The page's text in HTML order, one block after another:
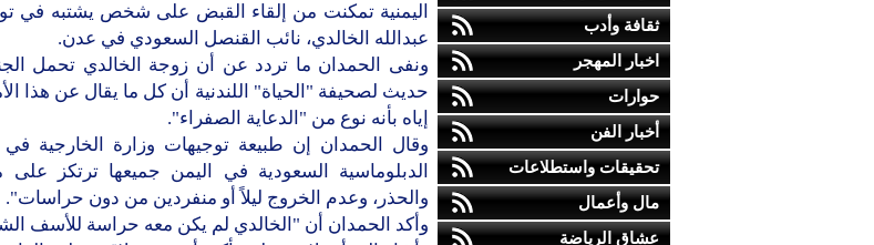
ثقافة وأدب
اخبار المهجر
حوارات
أخبار الفن
تحقيقات واستطلاعات
مال وأعمال
عشاق الرياضة
اليمنية تمكنت من إلقاء القبض على شخص يشتبه في
عبدالله الخالدي، نائب القنصل السعودي في عدن.
ونفى الحمدان ما تردد عن أن زوجة الخالدي تحمل
حديث لصحيفة "الحياة" اللندنية أن كل ما يقال عن هذا
إياه بأنه نوع من "الدعاية الصفراء".
وقال الحمدان إن طبيعة توجيهات وزارة الخارجية في
الدبلوماسية السعودية في اليمن جميعها ترتكز على
والحذر، وعدم الخروج ليلاً أو منفردين من دون حراسات".
وأكد الحمدان أن "الخالدي لم يكن معه حراسة للأسف